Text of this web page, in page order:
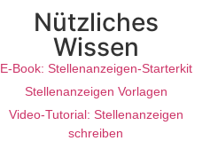
Nützliches
Wissen
E-Book: Stellenanzeigen-Starterkit
Stellenanzeigen Vorlagen
Video-Tutorial: Stellenanzeigen
schreiben